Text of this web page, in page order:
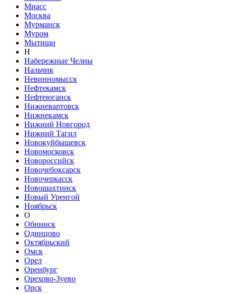
Миасс
Москва
Мурманск
Муром
Мытищи
Н
Набережные Челны
Нальчик
Невинномысск
Нефтекамск
Нефтеюганск
Нижневартовск
Нижнекамск
Нижний Новгород
Нижний Тагил
Новокуйбышевск
Новомосковск
Новороссийск
Новочебоксарск
Новочеркасск
Новошахтинск
Новый Уренгой
Ноябрьск
О
Обнинск
Одинцово
Октябрьский
Омск
Орел
Оренбург
Орехово-Зуево
Орск